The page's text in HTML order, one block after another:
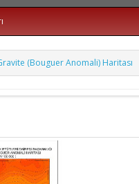
(Bouguer Anomali) Haritası